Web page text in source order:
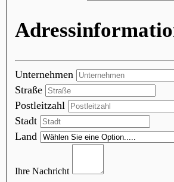
Unternehmen
Straße
Postleitzahl
Stadt
Land
Ihre Nachricht